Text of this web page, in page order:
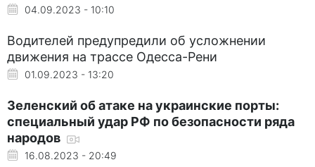
04.09.2023 - 10:10
Водителей предупредили об усложнении
движения на трассе Одесса-Рени
01.09.2023 - 13:20
Зеленский об атаке на украинские порты:
специальный удар РФ по безопасности ряда
народов
16.08.2023 - 20:49